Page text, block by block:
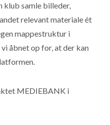
klub samle billeder,
relevant materiale ét
mappestruktur i
åbnet op for, at der kan
MEDIEBANK i